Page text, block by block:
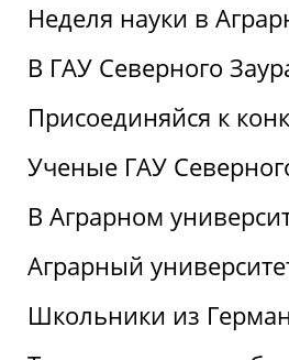
Неделя науки в
В ГАУ Северного
Присоединяйся к
Ученые ГАУ
В Аграрном
Аграрный
Школьники из